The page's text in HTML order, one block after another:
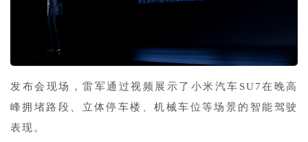
发布会现场，雷军通过视频展示了小米汽车SU7在晚高
峰拥堵路段、立体停车楼、机械车位等场景的智能驾驶
表现。